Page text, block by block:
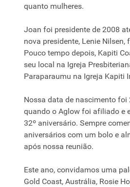
quanto mulheres.
Joan foi presidente de 2008
nova presidente, Lenie Nilsen,
Pouco tempo depois, Kapiti
seu local na Igreja
Paraparaumu na Igreja Kapiti
Nossa data de nascimento foi
quando o Aglow foi afiliado e
32º aniversário. Sempre
aniversários com um bolo e
após nossa reunião.
Este ano, convidamos uma
Gold Coast, Austrália, Rosie